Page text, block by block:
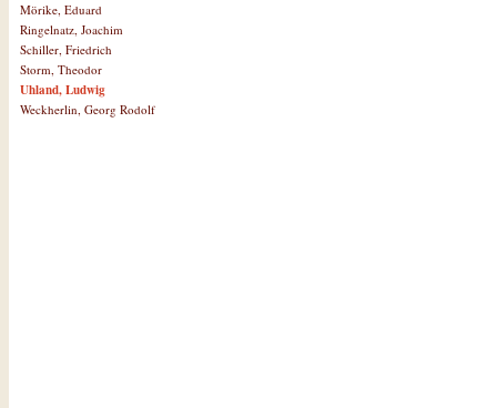
Mörike, Eduard
Ringelnatz, Joachim
Schiller, Friedrich
Storm, Theodor
Uhland, Ludwig
Weckherlin, Georg Rodolf